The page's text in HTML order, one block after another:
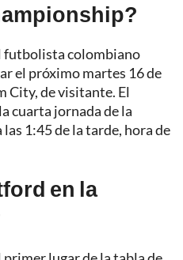
futbolista colombiano
el próximo martes 16 de
City, de visitante. El
cuarta jornada de la
1:45 de la tarde, hora de
en la